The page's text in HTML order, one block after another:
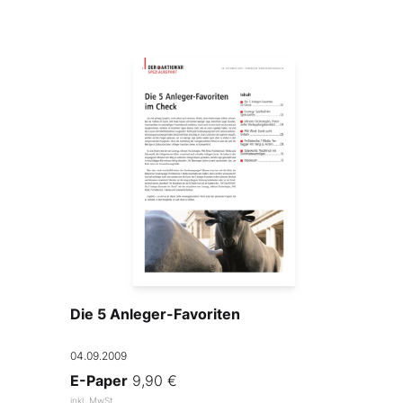
Die 5 Anleger-Favoriten
04.09.2009
E-Paper 9,90 €
inkl. MwSt.